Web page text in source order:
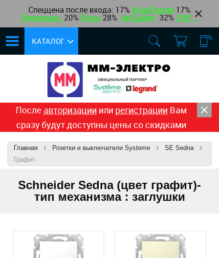
Спеццена после входа: 17% AtlasDesign 17%
Теплолюкс, 20% Kranz 28% ArtGallery 32% CHINT
КАТАЛОГ
После авторизации или регистрации Вам
сразу будут доступны цены со скидками
Главная Розетки и выключатели Systeme
SE Sedna
Графит
Schneider Sedna (цвет графит)-
тип механизма : заглушки